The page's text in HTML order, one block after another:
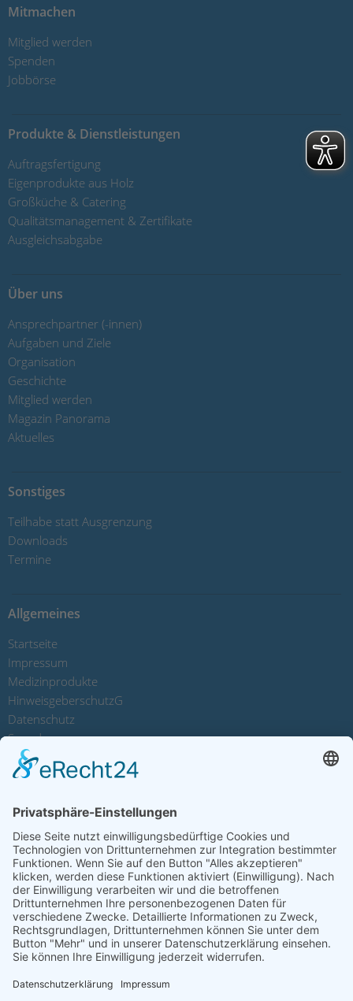
Mitmachen
Mitglied werden
Spenden
Jobbörse
Produkte & Dienstleistungen
Auftragsfertigung
Eigenprodukte aus Holz
Großküche & Catering
Qualitätsmanagement & Zertifikate
Ausgleichsabgabe
Über uns
Ansprechpartner (-innen)
Aufgaben und Ziele
Organisation
Geschichte
Mitglied werden
Magazin Panorama
Aktuelles
Sonstiges
Teilhabe statt Ausgrenzung
Downloads
Termine
Allgemeines
Startseite
Impressum
Medizinprodukte
HinweisgeberschutzG
Datenschutz
Spenden
Sitemap
Kontakt
Spendenkonten
Lebenshilfe Forchheim e.V.
Sparkasse Forchheim
IBAN: DE24 7635 1040 0020 7311 47
BIC: BYLADEM1FOR
Lebenshilfe Werkstätten Forchheim gGmbH
Sparkasse Forchheim
IBAN: DE80 7635 1040 0000 0287 87